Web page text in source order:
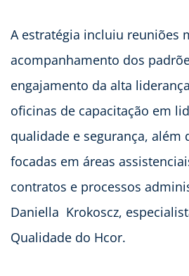
A estratégia incluiu reuniões
acompanhamento dos
engajamento da alta
oficinas de capacitação em
qualidade e segurança, além
focadas em áreas
contratos e processos
Daniella Krokoscz,
Qualidade do Hcor.